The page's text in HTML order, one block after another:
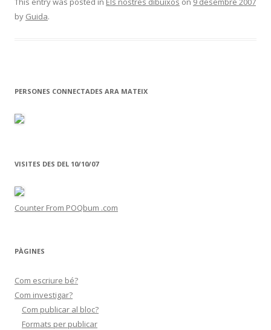
e
b
k
itt m
ix
by Guida.
PERSONES CONNECTADES ARA MATEIX
VISITES DES DEL 10/10/07
Counter From POQbum .com
PÀGINES
Com escriure bé?
Com investigar?
Com publicar al bloc?
Formats per publicar